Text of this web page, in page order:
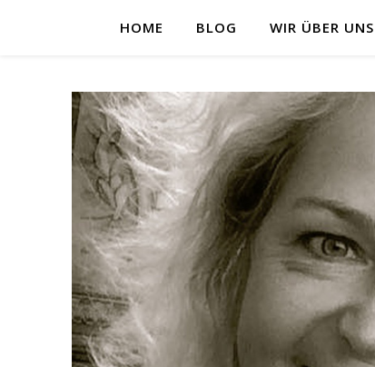
HOME BLOG WIR ÜBER UNS